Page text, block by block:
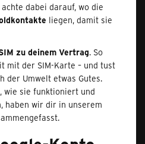
dabei darauf, wo die
liegen, damit sie
zu deinem Vertrag. So
mit der SIM-Karte – und tust
der Umwelt etwas Gutes.
wie sie funktioniert und
haben wir dir in unserem